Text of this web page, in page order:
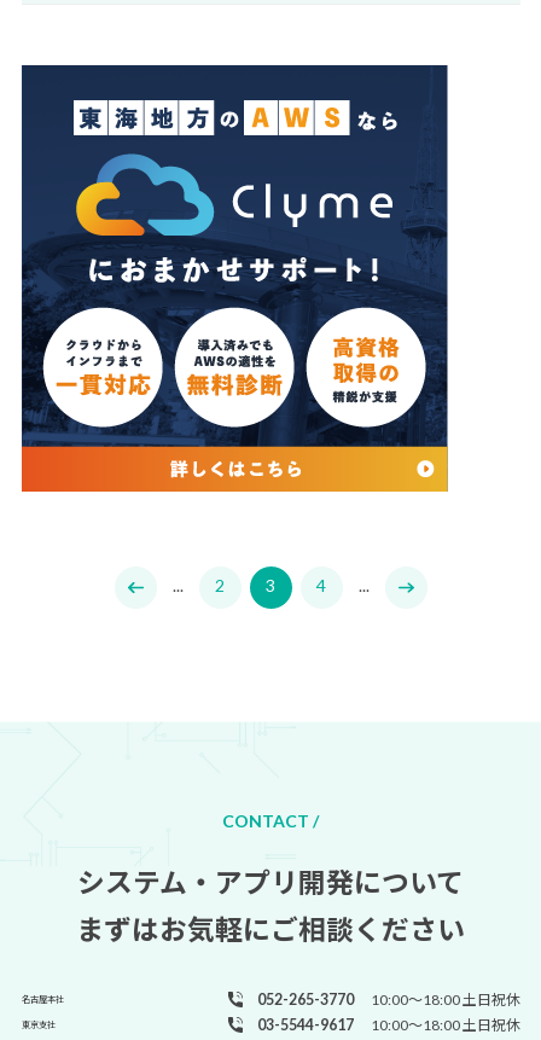
... 2 3 4 ...
CONTACT /
システム・アプリ開発について
まずはお気軽にご相談ください
名古屋本社 052-265-3770 10:00～18:00 土日祝休
東京支社 03-5544-9617 10:00～18:00 土日祝休